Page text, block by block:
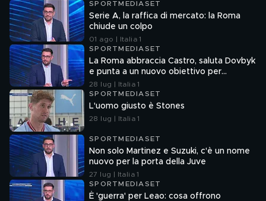
SPORTMEDIASET
Serie A, la raffica di mercato: la Roma
chiude un colpo
01 ago | Italia 1
SPORTMEDIASET
La Roma abbraccia Castro, saluta Dovbyk
e punta a un nuovo obiettivo per
l'attacco
28 lug | Italia 1
SPORTMEDIASET
L'uomo giusto è Stones
28 lug | Italia 1
SPORTMEDIASET
Non solo Martinez e Suzuki, c'è un nome
nuovo per la porta della Juve
27 lug | Italia 1
SPORTMEDIASET
È 'guerra' per Leao: cosa offrono